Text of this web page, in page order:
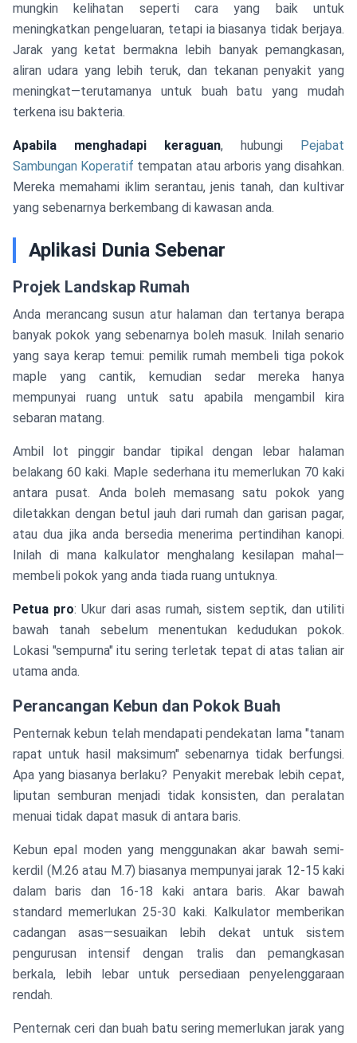
mungkin kelihatan seperti cara yang baik untuk
meningkatkan pengeluaran, tetapi ia biasanya tidak berjaya.
Jarak yang ketat bermakna lebih banyak pemangkasan,
aliran udara yang lebih teruk, dan tekanan penyakit yang
meningkat—terutamanya untuk buah batu yang mudah
terkena isu bakteria.
Apabila menghadapi keraguan, hubungi Pejabat
Sambungan Koperatif tempatan atau arboris yang disahkan.
Mereka memahami iklim serantau, jenis tanah, dan kultivar
yang sebenarnya berkembang di kawasan anda.
Aplikasi Dunia Sebenar
Projek Landskap Rumah
Anda merancang susun atur halaman dan tertanya berapa
banyak pokok yang sebenarnya boleh masuk. Inilah senario
yang saya kerap temui: pemilik rumah membeli tiga pokok
maple yang cantik, kemudian sedar mereka hanya
mempunyai ruang untuk satu apabila mengambil kira
sebaran matang.
Ambil lot pinggir bandar tipikal dengan lebar halaman
belakang 60 kaki. Maple sederhana itu memerlukan 70 kaki
antara pusat. Anda boleh memasang satu pokok yang
diletakkan dengan betul jauh dari rumah dan garisan pagar,
atau dua jika anda bersedia menerima pertindihan kanopi.
Inilah di mana kalkulator menghalang kesilapan mahal—
membeli pokok yang anda tiada ruang untuknya.
Petua pro: Ukur dari asas rumah, sistem septik, dan utiliti
bawah tanah sebelum menentukan kedudukan pokok.
Lokasi "sempurna" itu sering terletak tepat di atas talian air
utama anda.
Perancangan Kebun dan Pokok Buah
Penternak kebun telah mendapati pendekatan lama "tanam
rapat untuk hasil maksimum" sebenarnya tidak berfungsi.
Apa yang biasanya berlaku? Penyakit merebak lebih cepat,
liputan semburan menjadi tidak konsisten, dan peralatan
menuai tidak dapat masuk di antara baris.
Kebun epal moden yang menggunakan akar bawah semi-
kerdil (M.26 atau M.7) biasanya mempunyai jarak 12-15 kaki
dalam baris dan 16-18 kaki antara baris. Akar bawah
standard memerlukan 25-30 kaki. Kalkulator memberikan
cadangan asas—sesuaikan lebih dekat untuk sistem
pengurusan intensif dengan tralis dan pemangkasan
berkala, lebih lebar untuk persediaan penyelenggaraan
rendah.
Penternak ceri dan buah batu sering memerlukan jarak yang